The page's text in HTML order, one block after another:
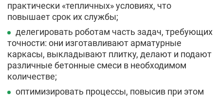
практически «тепличных» условиях, что
повышает срок их службы;
делегировать роботам часть задач, требующих
точности: они изготавливают арматурные
каркасы, выкладывают плитку, делают и подают
различные бетонные смеси в необходимом
количестве;
оптимизировать процессы, повысив при этом